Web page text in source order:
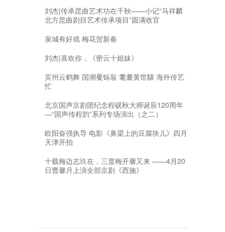
刘杰|传承昆曲艺术功在千秋——小记“马祥麟
北方昆曲剧目艺术传承项目”圆满收官
泉城有好戏 梅花贺新春
刘杰|喜欢你，《密云十姐妹》
宾州云鹤舞 国潮矍铄翁 耄耋黄世驤 海外传艺
忙
北京国声京剧团纪念程砚秋大师诞辰120周年
—“国声传程韵”系列专场演出（之二）
欧阳奋强执导 电影《鼻梁上的豆腐块儿》四月
天津开拍
十载梅边志玖在，三度梅开馨又来 ——4月20
日曹馨月上演全部京剧《西施》